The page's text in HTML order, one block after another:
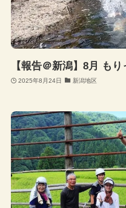
【報告＠新潟】8月 も
2025年8月24日 新潟地区